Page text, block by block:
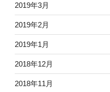
2019年3月
2019年2月
2019年1月
2018年12月
2018年11月